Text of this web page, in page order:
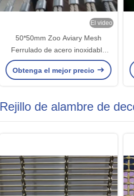
El video
50*50mm Zoo Aviary Mesh
Ferrulado de acero inoxidable
Red de cuerda 7*7
Obtenga el mejor precio
Rejillo de alambre de